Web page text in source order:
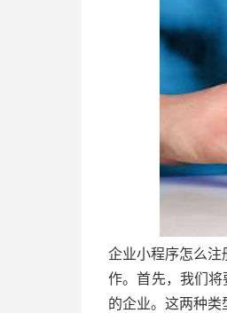
企业小程序怎么
作。首先，我们
的企业。这两种